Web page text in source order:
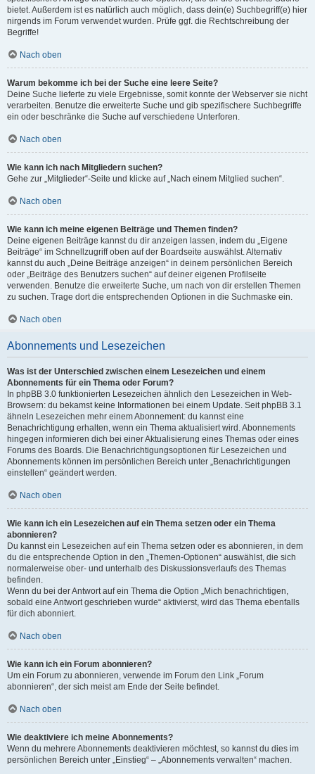
bietet. Außerdem ist es natürlich auch möglich, dass dein(e) Suchbegriff(e) hier
nirgends im Forum verwendet wurden. Prüfe ggf. die Rechtschreibung der
Begriffe!
Nach oben
Warum bekomme ich bei der Suche eine leere Seite?
Deine Suche lieferte zu viele Ergebnisse, somit konnte der Webserver sie nicht
verarbeiten. Benutze die erweiterte Suche und gib spezifischere Suchbegriffe
ein oder beschränke die Suche auf verschiedene Unterforen.
Nach oben
Wie kann ich nach Mitgliedern suchen?
Gehe zur „Mitglieder“-Seite und klicke auf „Nach einem Mitglied suchen“.
Nach oben
Wie kann ich meine eigenen Beiträge und Themen finden?
Deine eigenen Beiträge kannst du dir anzeigen lassen, indem du „Eigene
Beiträge“ im Schnellzugriff oben auf der Boardseite auswählst. Alternativ
kannst du auch „Deine Beiträge anzeigen“ in deinem persönlichen Bereich
oder „Beiträge des Benutzers suchen“ auf deiner eigenen Profilseite
verwenden. Benutze die erweiterte Suche, um nach von dir erstellen Themen
zu suchen. Trage dort die entsprechenden Optionen in die Suchmaske ein.
Nach oben
Abonnements und Lesezeichen
Was ist der Unterschied zwischen einem Lesezeichen und einem
Abonnements für ein Thema oder Forum?
In phpBB 3.0 funktionierten Lesezeichen ähnlich den Lesezeichen in Web-
Browsern: du bekamst keine Informationen bei einem Update. Seit phpBB 3.1
ähneln Lesezeichen mehr einem Abonnement: du kannst eine
Benachrichtigung erhalten, wenn ein Thema aktualisiert wird. Abonnements
hingegen informieren dich bei einer Aktualisierung eines Themas oder eines
Forums des Boards. Die Benachrichtigungsoptionen für Lesezeichen und
Abonnements können im persönlichen Bereich unter „Benachrichtigungen
einstellen“ geändert werden.
Nach oben
Wie kann ich ein Lesezeichen auf ein Thema setzen oder ein Thema
abonnieren?
Du kannst ein Lesezeichen auf ein Thema setzen oder es abonnieren, in dem
du die entsprechende Option in den „Themen-Optionen“ auswählst, die sich
normalerweise ober- und unterhalb des Diskussionsverlaufs des Themas
befinden.
Wenn du bei der Antwort auf ein Thema die Option „Mich benachrichtigen,
sobald eine Antwort geschrieben wurde“ aktivierst, wird das Thema ebenfalls
für dich abonniert.
Nach oben
Wie kann ich ein Forum abonnieren?
Um ein Forum zu abonnieren, verwende im Forum den Link „Forum
abonnieren“, der sich meist am Ende der Seite befindet.
Nach oben
Wie deaktiviere ich meine Abonnements?
Wenn du mehrere Abonnements deaktivieren möchtest, so kannst du dies im
persönlichen Bereich unter „Einstieg“ – „Abonnements verwalten“ machen.